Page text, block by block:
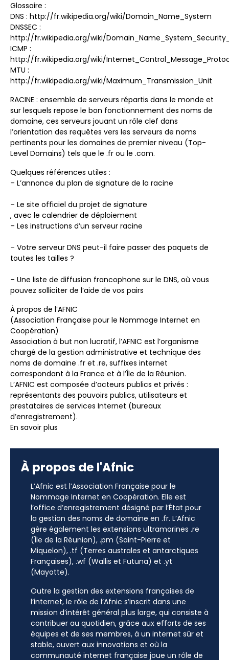
Glossaire :
DNS : http://fr.wikipedia.org/wiki/Domain_Name_System
DNSSEC :
http://fr.wikipedia.org/wiki/
ICMP :
http://fr.wikipedia.org/wiki/
MTU :
http://fr.wikipedia.org/wiki/Maximum_Transmission_Unit
RACINE : ensemble de serveurs répartis dans le monde et
sur lesquels repose le bon fonctionnement des noms de
domaine, ces serveurs jouant un rôle clef dans
l’orientation des requêtes vers les serveurs de noms
pertinents pour les domaines de premier niveau (Top-
Level Domains) tels que le .fr ou le .com.
Quelques références utiles :
– L’annonce du plan de signature de la racine
– Le site officiel du projet de signature
, avec le calendrier de déploiement
– Les instructions d’un serveur racine
– Votre serveur DNS peut-il faire passer des paquets de
toutes les tailles ?
– Une liste de diffusion francophone sur le DNS, où vous
pouvez solliciter de l’aide de vos pairs
À propos de l’AFNIC
(Association Française pour le Nommage Internet en
Coopération)
Association à but non lucratif, l’AFNIC est l’organisme
chargé de la gestion administrative et technique des
noms de domaine .fr et .re, suffixes internet
correspondant à la France et à l’Île de la Réunion.
L’AFNIC est composée d’acteurs publics et privés :
représentants des pouvoirs publics, utilisateurs et
prestataires de services Internet (bureaux
d’enregistrement).
En savoir plus
À propos de l'Afnic
L’Afnic est l’Association Française pour le
Nommage Internet en Coopération. Elle est
l’office d’enregistrement désigné par l’État pour
la gestion des noms de domaine en .fr. L’Afnic
gère également les extensions ultramarines .re
(Île de la Réunion), .pm (Saint-Pierre et
Miquelon), .tf (Terres australes et antarctiques
Françaises), .wf (Wallis et Futuna) et .yt
(Mayotte).
Outre la gestion des extensions françaises de
l’internet, le rôle de l’Afnic s’inscrit dans une
mission d’intérêt général plus large, qui consiste à
contribuer au quotidien, grâce aux efforts de ses
équipes et de ses membres, à un internet sûr et
stable, ouvert aux innovations et où la
communauté internet française joue un rôle de